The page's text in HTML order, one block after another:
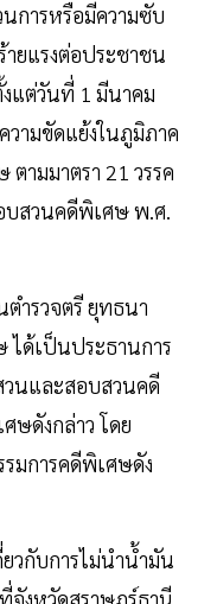
การหรือมีความซับ
ยแรงต่อประชาชน
แต่วันที่ 1 มีนาคม
ามขัดแย้งในภูมิภาค
ามมาตรา 21 วรรค
สวนคดีพิเศษ พ.ศ.
ำรวจตรี ยุทธนา
ด้เป็นประธานการ
นและสอบสวนคดี
ษดังกล่าว โดย
มการคดีพิเศษดัง
วกับการไม่นำน้ำมัน